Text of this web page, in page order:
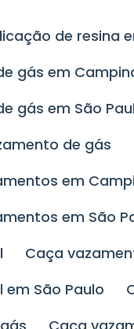
de resina
gás em
gás em São
de gás
em
em São
Caça
em São Paulo